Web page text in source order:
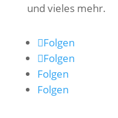
und vieles mehr.
Folgen
Folgen
Folgen
Folgen